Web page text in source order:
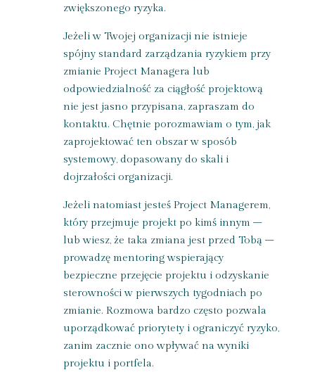
zwiększonego ryzyka.
Jeżeli w Twojej organizacji nie istnieje
spójny standard zarządzania ryzykiem przy
zmianie Project Managera lub
odpowiedzialność za ciągłość projektową
nie jest jasno przypisana, zapraszam do
kontaktu. Chętnie porozmawiam o tym, jak
zaprojektować ten obszar w sposób
systemowy, dopasowany do skali i
dojrzałości organizacji.
Jeżeli natomiast jesteś Project Managerem,
który przejmuje projekt po kimś innym –
lub wiesz, że taka zmiana jest przed Tobą –
prowadzę mentoring wspierający
bezpieczne przejęcie projektu i odzyskanie
sterowności w pierwszych tygodniach po
zmianie. Rozmowa bardzo często pozwala
uporządkować priorytety i ograniczyć ryzyko,
zanim zacznie ono wpływać na wyniki
projektu i portfela.